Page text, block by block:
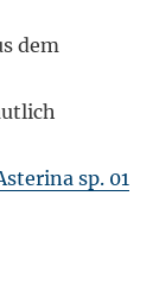
dem
sp. 01